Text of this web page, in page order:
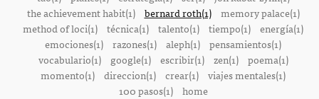
the achievement habit(1)
bernard roth(1)
memory palace(1)
method of loci(1) técnica(1) talento(1) tiempo(1) energía(1)
emociones(1) razones(1) aleph(1) pensamientos(1)
vocabulario(1)
google(1) escribir(1) zen(1)
poema(1)
momento(1) direccion(1) crear(1) viajes mentales(1)
100 pasos(1)
home